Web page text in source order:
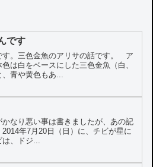
です
す。三色金魚のアリサの話です。 ア
は白をベースにした三色金魚（白、
青や黄色もあ...
なり悪い事は書きましたが、あの記
年7月20日（日）に、チビが星に
、ドジ...